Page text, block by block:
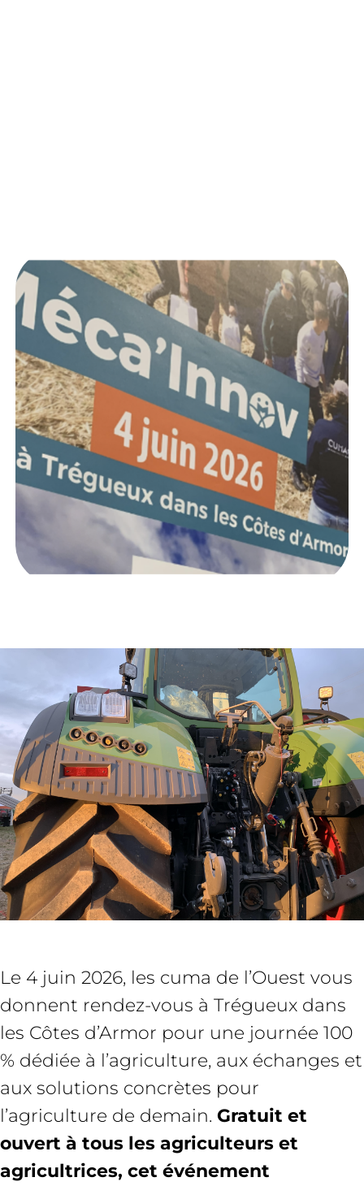
Le 4 juin 2026, les cuma de l’Ouest vous
donnent rendez-vous à Trégueux dans
les Côtes d’Armor pour une journée 100
% dédiée à l’agriculture, aux échanges et
aux solutions concrètes pour
l’agriculture de demain. Gratuit et
ouvert à tous les agriculteurs et
agricultrices, cet événement